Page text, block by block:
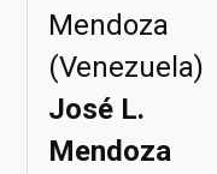
José L.
Mendoza